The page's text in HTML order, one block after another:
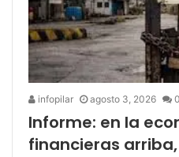
infopilar agosto 3, 2026 0
Informe: en la
financieras